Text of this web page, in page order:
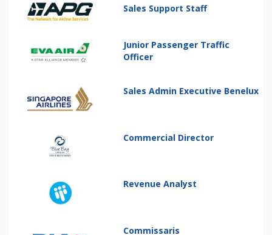
Sales Support Staff
Junior Passenger Traffic
Officer
Sales Admin Executive Benelux
Commercial Director
Revenue Analyst
Commissaris